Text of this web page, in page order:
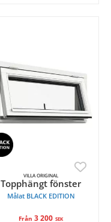
VILLA ORIGINAL
Topphängt fönster
Målat BLACK EDITION
Från 3 200 SEK